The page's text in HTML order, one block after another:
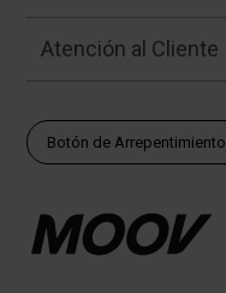
Atención al Cliente
Botón de Arrepentimiento